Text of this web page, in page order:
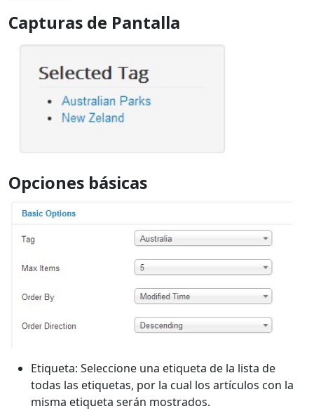
Capturas de Pantalla
Opciones básicas
Etiqueta: Seleccione una etiqueta de la lista de
todas las etiquetas, por la cual los artículos con la
misma etiqueta serán mostrados.